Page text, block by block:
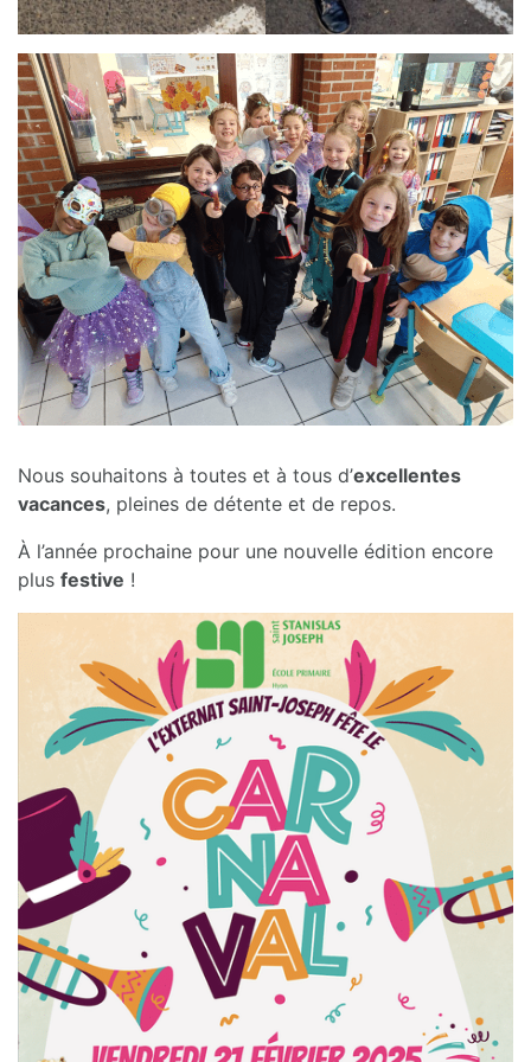
Nous souhaitons à toutes et à tous d’excellentes
vacances, pleines de détente et de repos.
À l’année prochaine pour une nouvelle édition encore
plus festive !